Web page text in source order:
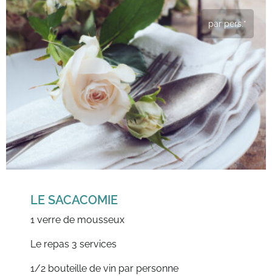
par pers.*
LE SACACOMIE
1 verre de mousseux
Le repas 3 services
1/2 bouteille de vin par personne